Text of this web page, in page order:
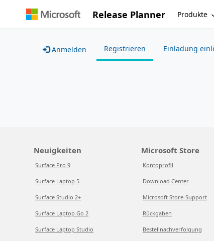
Release Planner Produkte
Anmelden Registrieren Einladung
Neuigkeiten
Surface Pro 9
Surface Laptop 5
Surface Studio 2+
Surface Laptop Go 2
Surface Laptop Studio
Microsoft Store
Kontoprofil
Download Center
Microsoft Store-Support
Rückgaben
Bestellnachverfolgung